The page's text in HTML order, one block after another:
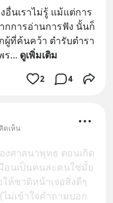
อื่นเราไม่รู้ แม้แต่การ
กการอ่านการฟัง นั้นก็
ที่ค้นคว้า ตำรับตำรา
ร... ดูเพิ่มเติม
2 4
ดเห็น
งศาสนาพุทธ ตอนเกิด
อนเป็นคนละคนใช่มั้ย
ห้ชาติหน้าเจอสิ่งดีๆ
ม่เข้าใจคำถามบอก